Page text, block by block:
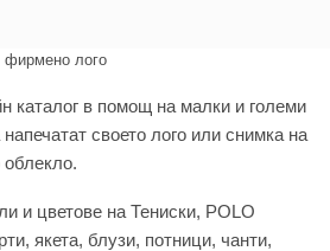
каталог в помощ на малки и големи
своето лого или снимка на
и цветове на Тениски, POLO
якета, блузи, потници, чанти,